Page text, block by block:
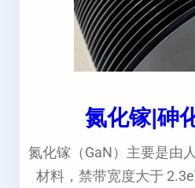
氮化镓|砷
氮化镓（GaN）主要是由
材料，禁带宽度大于